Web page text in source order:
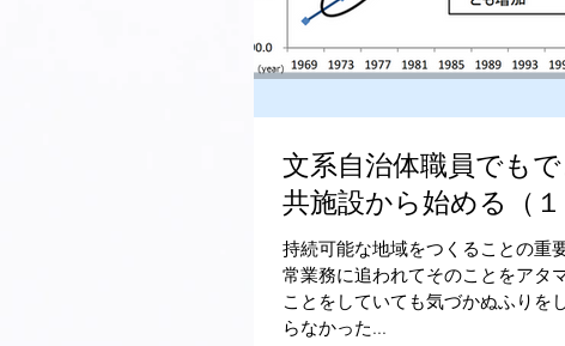
文系自治体職員でも
共施設から始める（１
持続可能な地域をつくることの重
常業務に追われてそのことをアタ
ことをしていても気づかぬふりを
らなかった...